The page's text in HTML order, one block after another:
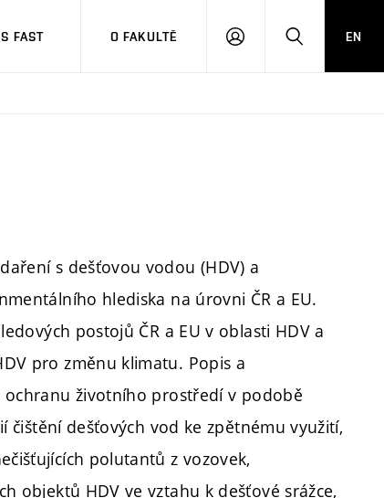
FAST O FAKULTĚ
PŘIHLÁSITHLEDAT
EN
s dešťovou vodou (HDV) a
hlediska na úrovni ČR a EU.
postojů ČR a EU v oblasti HDV a
pro změnu klimatu. Popis a
životního prostředí v podobě
dešťových vod ke zpětnému využití,
polutantů z vozovek,
objektů HDV ve vztahu k dešťové srážce,